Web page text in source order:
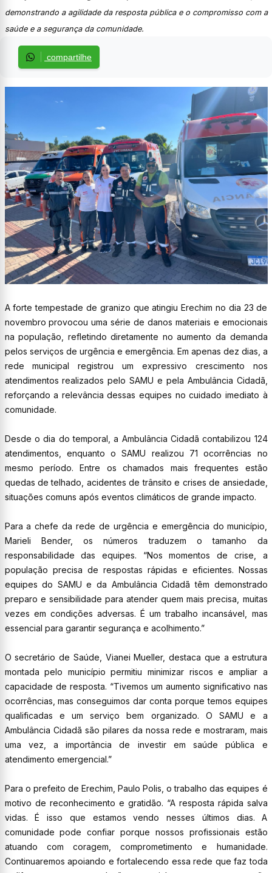
demonstrando a agilidade da resposta pública e o compromisso com a
saúde e a segurança da comunidade.
compartilhe
A forte tempestade de granizo que atingiu Erechim no dia 23 de
novembro provocou uma série de danos materiais e emocionais
na população, refletindo diretamente no aumento da demanda
pelos serviços de urgência e emergência. Em apenas dez dias, a
rede municipal registrou um expressivo crescimento nos
atendimentos realizados pelo SAMU e pela Ambulância Cidadã,
reforçando a relevância dessas equipes no cuidado imediato à
comunidade.
Desde o dia do temporal, a Ambulância Cidadã contabilizou 124
atendimentos, enquanto o SAMU realizou 71 ocorrências no
mesmo período. Entre os chamados mais frequentes estão
quedas de telhado, acidentes de trânsito e crises de ansiedade,
situações comuns após eventos climáticos de grande impacto.
Para a chefe da rede de urgência e emergência do município,
Marieli Bender, os números traduzem o tamanho da
responsabilidade das equipes. “Nos momentos de crise, a
população precisa de respostas rápidas e eficientes. Nossas
equipes do SAMU e da Ambulância Cidadã têm demonstrado
preparo e sensibilidade para atender quem mais precisa, muitas
vezes em condições adversas. É um trabalho incansável, mas
essencial para garantir segurança e acolhimento.”
O secretário de Saúde, Vianei Mueller, destaca que a estrutura
montada pelo município permitiu minimizar riscos e ampliar a
capacidade de resposta. “Tivemos um aumento significativo nas
ocorrências, mas conseguimos dar conta porque temos equipes
qualificadas e um serviço bem organizado. O SAMU e a
Ambulância Cidadã são pilares da nossa rede e mostraram, mais
uma vez, a importância de investir em saúde pública e
atendimento emergencial.”
Para o prefeito de Erechim, Paulo Polis, o trabalho das equipes é
motivo de reconhecimento e gratidão. “A resposta rápida salva
vidas. É isso que estamos vendo nesses últimos dias. A
comunidade pode confiar porque nossos profissionais estão
atuando com coragem, comprometimento e humanidade.
Continuaremos apoiando e fortalecendo essa rede que faz toda